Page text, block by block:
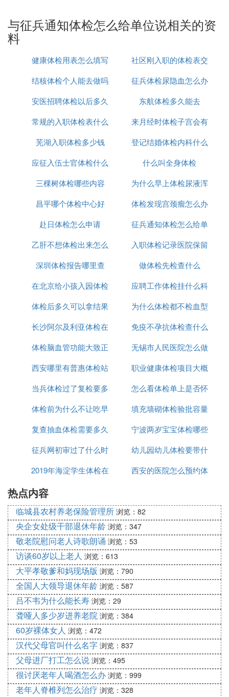
级以上职业资格证书，可以招应届毕业生，也可以招
企业事业单位的专业技术人员;
(3)年龄一般不超过25周岁，部队特别需要并具有技
师职业资格证书的可放宽至27周岁。比原规定缩小了
队特殊专业需要或具有技师、高级技师职业资格证书
的，年龄可放宽至30周岁。
法律依据：
《征兵工作条例》 第十七条 机关、团体、企业事业
应当组织应征公民按时到指定医院或者体检站进行体
格检查。送检人数，由县、市征兵办公室根据上级赋
《征兵工作条例》第十八条 负责体格检查工作的医
务人员，应当严格执行国防部颁发的应征公民体格检
查标准和有关规定，切实保证新兵的身体质量。
役余羡登记资料，开列体检(体检规定时间、名单、
地点)通知单的，然后由各乡(镇)通知保证送达应征者
家里(山区也是一样)。但是到达应征者手里应有3-5天
的余地。
法律依竖唯拍据：《征兵工作条例》 第十三条 机
府以及街道办事处，按照县、市兵役机关的安排和要
求，对本单位和本地区的应征公山雀民，进行体格目
测、病史调查和政治、文化初步审查，选定政治思想
好、身体好、文化程度高的应征公民为当年预定征集
⑷ 要去征兵体检,如何向领导请假
直接告诉领导你要去参加征兵体检，需要请假。这事
不能隐瞒，应召入伍单位得出具意见，需要领导签字
与征兵通知体检怎么给单位说相关的资
料
健康体检用表怎么填写
社区刚入职的体检表交
到哪里
结核体检个人能去做吗
价格多少
征兵体检尿隐血怎么办
安医招聘体检以后多久
上岗
东航体检多久能去
常规的入职体检表什么
样子的
来月经时体检子宫会有
什么异常吗
芜湖入职体检多少钱
登记结婚体检内科什么
项目
应征入伍士官体检什么
时问出结果
什么叫全身体检
三棵树体检哪些内容
为什么早上体检尿液浑
浊
昌平哪个体检中心好
体检发现宫颈瘤怎么办
赴日体检怎么申请
征兵通知体检怎么给单
位说
乙肝不想体检出来怎么
办
入职体检记录医院保留
多久
深圳体检报告哪里查
做体检先检查什么
在北京给小孩入园体检
去哪里查
应聘工作体检挂什么科
室
体检后多久可以拿结果
为什么体检都不检血型
长沙阿尔及利亚体检在
哪里
免疫不孕抗体检查什么
时间做
体检脑血管功能大致正
常什么意思
无锡市人民医院怎么做
全面体检
西安哪里有普惠体检站
职业健康体检项目大概
有哪些
当兵体检过了复检要多
久
怎么看体检单上是否怀
孕
体检前为什么不让吃早
饭
填充墙砌体检验批容量
怎么填写
复查抽血体检需要多久
出结果
宁波两岁宝宝体检哪些
项目
征兵网初审过了什么时
候体检
幼儿园幼儿体检要带什
么
2019年海淀学生体检在
西安的医院怎么预约体
热点内容
临城县农村养老保险管理所 浏览：82
央企女处级干部退休年龄 浏览：347
敬老院慰问老人诗歌朗诵 浏览：53
访谈60岁以上老人 浏览：613
大平孝敬爹和妈现场版 浏览：790
全国人大领导退休年龄 浏览：587
吕不韦为什么能长寿 浏览：29
聋哑人多少岁进养老院 浏览：384
60岁裸体女人 浏览：472
汉代父母官叫什么名字 浏览：837
父母进厂打工怎么说 浏览：495
很讨厌老年人喝酒怎么办 浏览：999
老年人脊椎列怎么治疗 浏览：328